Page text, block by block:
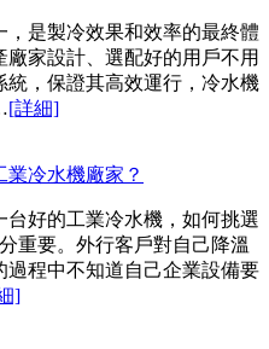
是製冷效果和效率的最終體
家設計、選配好的用戶不用
，保證其高效運行，冷水機
[詳細]
冷水機廠家？
好的工業冷水機，如何挑選
重要。外行客戶對自己降溫
程中不知道自己企業設備要
]